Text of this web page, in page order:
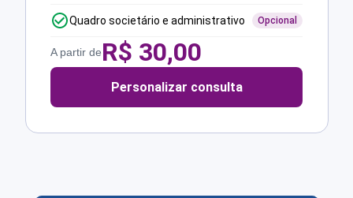
Quadro societário e administrativo Opcional
A partir deR$ 30,00
Personalizar consulta